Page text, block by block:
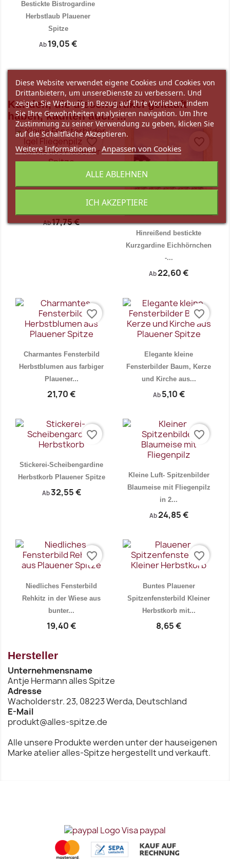
Vorschau
Bestickte Bistrogardine
Herbstlaub Plauener
Spitze
Ab 19,05 €
Kunden, die diesen Artikel gekauft
haben, kauften auch ...
Ab17,75 €
favorite_border
Hinreißend bestickte
Kurzgardine Eichhörnchen
-...
Ab22,60 €
favorite_border
Vorschau
Charmantes Fensterbild
Herbstblumen aus farbiger
Plauener...
21,70 €
favorite_border
Vorschau
Elegante kleine
Fensterbilder Baum, Kerze
und Kirche aus...
Ab 5,10 €
favorite_border
Vorschau
Stickerei-Scheibengardine
Herbstkorb Plauener Spitze
Ab32,55 €
favorite_border
Vorschau
Kleine Luft- Spitzenbilder
Blaumeise mit Fliegenpilz
in 2...
Ab24,85 €
favorite_border
Vorschau
Niedliches Fensterbild
Rehkitz in der Wiese aus
bunter...
19,40 €
favorite_border
Buntes Plauener
Spitzenfensterbild Kleiner
Herbstkorb mit...
8,65 €
favorite_border
Hersteller
Unternehmensname
Antje Hermann alles Spitze
Adresse
Wacholderstr. 23, 08223 Werda, Deutschland
E-Mail
produkt@alles-spitze.de
Alle unsere Produkte werden unter der hauseigenen
Marke atelier alles-Spitze hergestellt und verkauft.
Diese Website verwendet eigene Cookies und Cookies von
Drittanbietern, um unsereDienste zu verbessern. Und
zeigen Sie Werbung in Bezug auf Ihre Vorlieben, indem
Sie Ihre Gewohnheiten analysieren navigation. Um Ihre
Zustimmung zu seiner Verwendung zu geben, klicken Sie
auf die Schaltfläche Akzeptieren.
Weitere Informationen Anpassen von Cookies
ALLE ABLEHNEN
ICH AKZEPTIERE